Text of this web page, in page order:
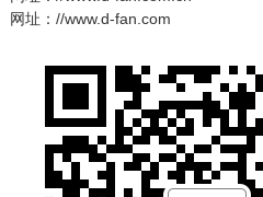
网址：//www.d-fan.com